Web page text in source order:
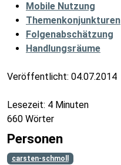
Mobile Nutzung
Themenkonjunkturen
Folgenabschätzung
Handlungsräume
Veröffentlicht: 04.07.2014
Lesezeit: 4 Minuten
660 Wörter
Personen
carsten-schmoll